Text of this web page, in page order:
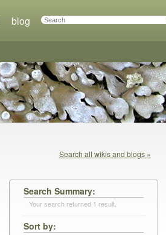
blog
Search all wikis and blogs »
Search Summary
Your search returned 1 result.
Sort by